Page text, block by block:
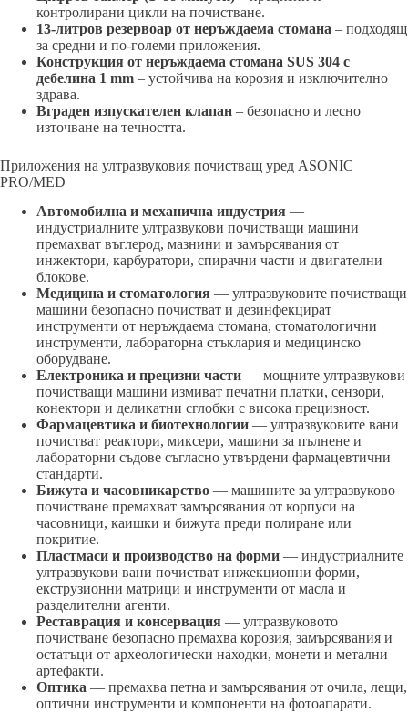
контролирани цикли на почистване.
13-литров резервоар от неръждаема стомана – подходящ
за средни и по-големи приложения.
Конструкция от неръждаема стомана SUS 304 с
дебелина 1 mm – устойчива на корозия и изключително
здрава.
Вграден изпускателен клапан – безопасно и лесно
източване на течността.
Приложения на ултразвуковия почистващ уред ASONIC
PRO/MED
Автомобилна и механична индустрия —
индустриалните ултразвукови почистващи машини
премахват въглерод, мазнини и замърсявания от
инжектори, карбуратори, спирачни части и двигателни
блокове.
Медицина и стоматология — ултразвуковите почистващи
машини безопасно почистват и дезинфекцират
инструменти от неръждаема стомана, стоматологични
инструменти, лабораторна стъклария и медицинско
оборудване.
Електроника и прецизни части — мощните ултразвукови
почистващи машини измиват печатни платки, сензори,
конектори и деликатни сглобки с висока прецизност.
Фармацевтика и биотехнологии — ултразвуковите вани
почистват реактори, миксери, машини за пълнене и
лабораторни съдове съгласно утвърдени фармацевтични
стандарти.
Бижута и часовникарство — машините за ултразвуково
почистване премахват замърсявания от корпуси на
часовници, каишки и бижута преди полиране или
покритие.
Пластмаси и производство на форми — индустриалните
ултразвукови вани почистват инжекционни форми,
екструзионни матрици и инструменти от масла и
разделителни агенти.
Реставрация и консервация — ултразвуковото
почистване безопасно премахва корозия, замърсявания и
остатъци от археологически находки, монети и метални
артефакти.
Оптика — премахва петна и замърсявания от очила, лещи,
оптични инструменти и компоненти на фотоапарати.